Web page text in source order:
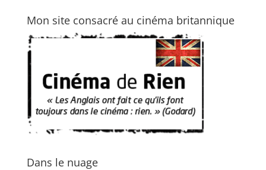
Mon site consacré au cinéma britannique
Dans le nuage